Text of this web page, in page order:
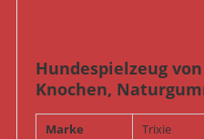
Hundespielzeug
Knochen,
Marke
Trixie